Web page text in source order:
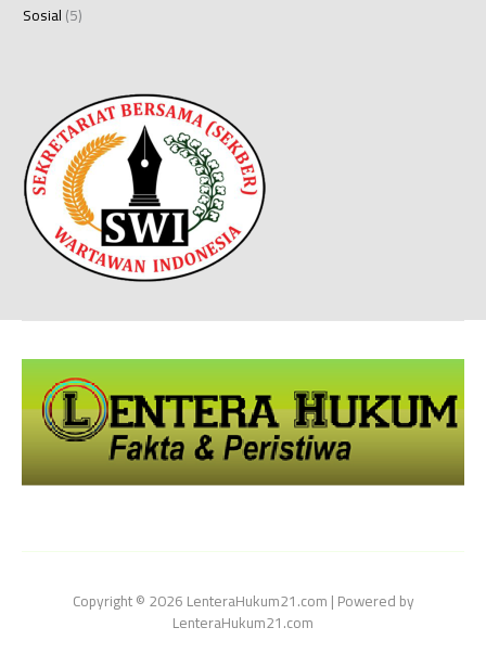
Sosial(5)
Copyright © 2026 LenteraHukum21.com | Powered by
LenteraHukum21.com